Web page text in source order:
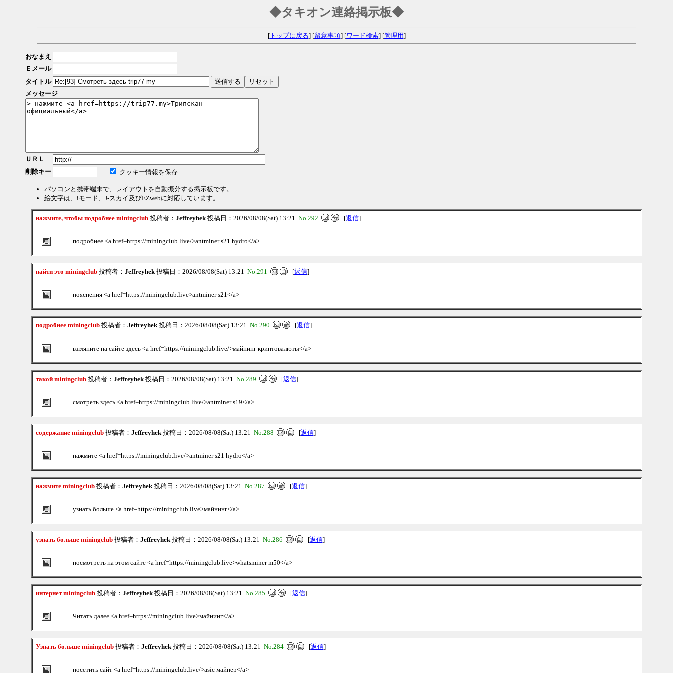
◆タキオン連絡掲示板◆
[トップに戻る] [留意事項] [ワード検索] [管理用]
おなまえ
Ｅメール
タイトル
メッセージ
ＵＲＬ
削除キー
クッキー情報を保存
パソコンと携帯端末で、レイアウトを自動振分する掲示板です。
絵文字は、iモード、J-スカイ及びEZwebに対応しています。
нажмите, чтобы подробнее miningclub投稿者： Jeffreyhek投稿日：2026/08/08(Sat) 13:21 No.292 [返信]
подробнее <a href=https://miningclub.live/>antminer s21 hydro</a>
найти это miningclub投稿者： Jeffreyhek投稿日：2026/08/08(Sat) 13:21 No.291 [返信]
пояснения <a href=https://miningclub.live>antminer s21</a>
подробнее miningclub投稿者： Jeffreyhek投稿日：2026/08/08(Sat) 13:21 No.290 [返信]
взгляните на сайте здесь <a href=https://miningclub.live/>майнинг криптовалюты</a>
такой miningclub投稿者： Jeffreyhek投稿日：2026/08/08(Sat) 13:21 No.289 [返信]
смотреть здесь <a href=https://miningclub.live/>antminer s19</a>
содержание miningclub投稿者： Jeffreyhek投稿日：2026/08/08(Sat) 13:21 No.288 [返信]
нажмите <a href=https://miningclub.live/>antminer s21 hydro</a>
нажмите miningclub投稿者： Jeffreyhek投稿日：2026/08/08(Sat) 13:21 No.287 [返信]
узнать больше <a href=https://miningclub.live>майнинг</a>
узнать больше miningclub投稿者： Jeffreyhek投稿日：2026/08/08(Sat) 13:21 No.286 [返信]
посмотреть на этом сайте <a href=https://miningclub.live>whatsminer m50</a>
интернет miningclub投稿者： Jeffreyhek投稿日：2026/08/08(Sat) 13:21 No.285 [返信]
Читать далее <a href=https://miningclub.live>майнинг</a>
Узнать больше miningclub投稿者： Jeffreyhek投稿日：2026/08/08(Sat) 13:21 No.284 [返信]
посетить сайт <a href=https://miningclub.live/>asic майнер</a>